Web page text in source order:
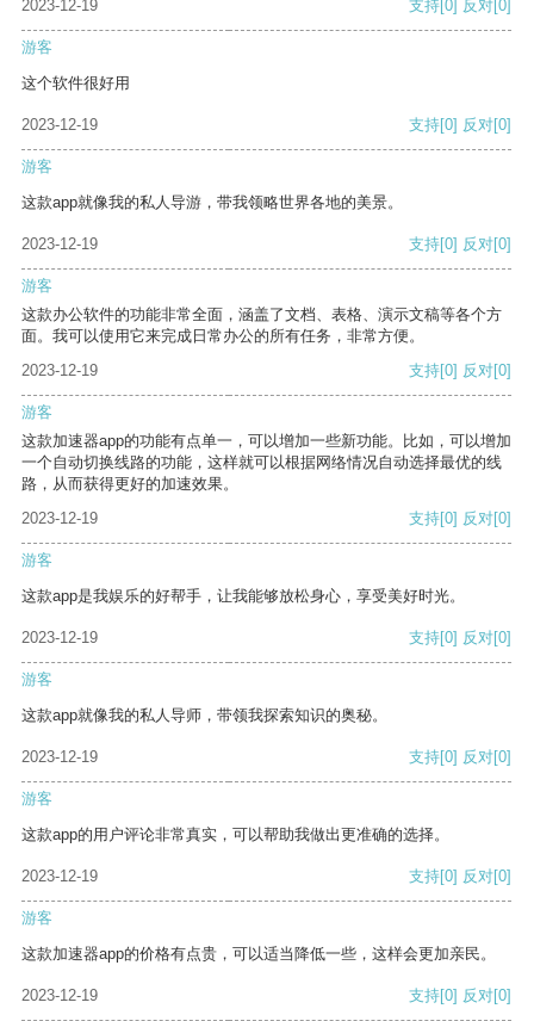
2023-12-19 支持 [0] 反对 [0]
游客
这个软件很好用
2023-12-19 支持[0] 反对[0]
游客
这款app就像我的私人导游，带我领略世界各地的美景。
2023-12-19 支持[0] 反对[0]
游客
这款办公软件的功能非常全面，涵盖了文档、表格、演示文稿等各个方
面。我可以使用它来完成日常办公的所有任务，非常方便。
2023-12-19
支持[0] 反对[0]
游客
这款加速器app的功能有点单一，可以增加一些新功能。比如，可以增加
一个自动切换线路的功能，这样就可以根据网络情况自动选择最优的线
路，从而获得更好的加速效果。
2023-12-19
支持[0] 反对[0]
游客
这款app是我娱乐的好帮手，让我能够放松身心，享受美好时光。
2023-12-19 支持[0] 反对[0]
游客
这款app就像我的私人导师，带领我探索知识的奥秘。
2023-12-19 支持[0] 反对[0]
游客
这款app的用户评论非常真实，可以帮助我做出更准确的选择。
2023-12-19 支持[0] 反对[0]
游客
这款加速器app的价格有点贵，可以适当降低一些，这样会更加亲民。
2023-12-19 支持[0] 反对[0]